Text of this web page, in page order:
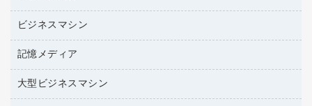
リサイクルトナー（リターン方式）
リサイクルトナー（プール方式）
リサイクルインクカートリッジ
ファクシミリトナー
帳票用紙／フォーム用紙
ワープロ用紙
ラベル用紙
プロッター用紙
パソコン周辺機器
各種ケーブル
マウスパッド
マウス
ビジネスマシン
電話機
レーザープリンタ／複合機
メモリーカード
記憶メディア
ブルーレイディスク
大型ビジネスマシン